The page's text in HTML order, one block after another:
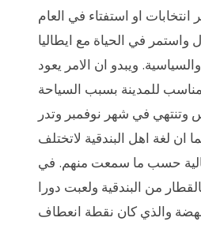
او استفتاء في العام
واستمر في الحياة مع ايطاليا
ويبدو ان الامر يعود
للمدينة بسبب السياحة
وتنتهي في شهر نوفمبر وتدر
ان لغة اهل البندقية لاتختلف
حسب ما سمعت منهم. في
من البندقية ولعبت دورا
والذي كان نقطة انعطاف